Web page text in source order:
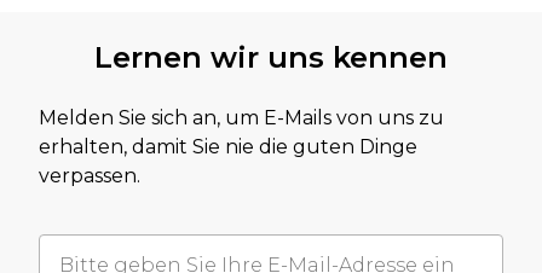
Lernen wir uns kennen
Melden Sie sich an, um E-Mails von uns zu
erhalten, damit Sie nie die guten Dinge
verpassen.